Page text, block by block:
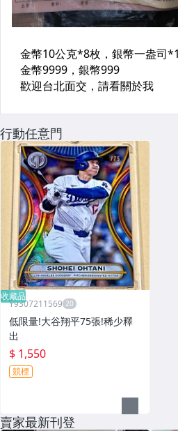
行動任意門
收藏品
Y9307211569
低限量!大谷翔平75張!稀少釋
出
$ 1,550
競標
賣家最新刊登